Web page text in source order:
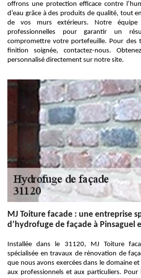
offrons une protection efficace contre
d’eau grâce à des produits de qualité, tout
de vos murs extérieurs. Notre équipe
professionnelles pour garantir un
compromettre votre portefeuille. Pour des
finition soignée, contactez-nous.
personnalisé directement sur notre site.
MJ Toiture facade : une entreprise
d’hydrofuge de façade à Pinsaguel
Installée dans le 31120, MJ Toiture
spécialisée en travaux de rénovation de
que nous avons exercées dans le domaine et
aux professionnels et aux particuliers. Pour